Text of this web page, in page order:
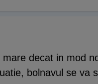
decat in mod
bolnavul se va